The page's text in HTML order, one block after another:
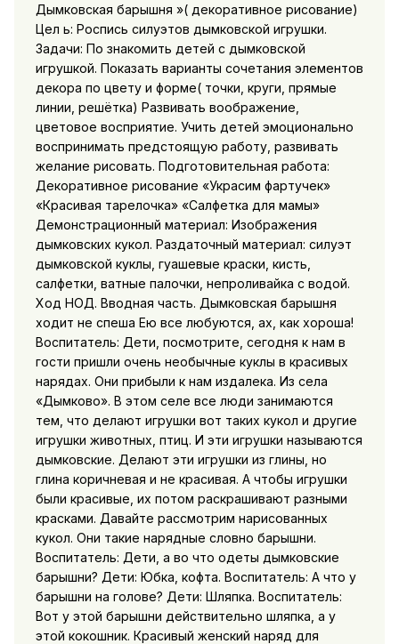
Дымковская барышня »( декоративное рисование)
Цел ь: Роспись силуэтов дымковской игрушки.
Задачи: По знакомить детей с дымковской
игрушкой. Показать варианты сочетания элементов
декора по цвету и форме( точки, круги, прямые
линии, решётка) Развивать воображение,
цветовое восприятие. Учить детей эмоционально
воспринимать предстоящую работу, развивать
желание рисовать. Подготовительная работа:
Декоративное рисование «Украсим фартучек»
«Красивая тарелочка» «Салфетка для мамы»
Демонстрационный материал: Изображения
дымковских кукол. Раздаточный материал: силуэт
дымковской куклы, гуашевые краски, кисть,
салфетки, ватные палочки, непроливайка с водой.
Ход НОД. Вводная часть. Дымковская барышня
ходит не спеша Ею все любуются, ах, как хороша!
Воспитатель: Дети, посмотрите, сегодня к нам в
гости пришли очень необычные куклы в красивых
нарядах. Они прибыли к нам издалека. Из села
«Дымково». В этом селе все люди занимаются
тем, что делают игрушки вот таких кукол и другие
игрушки животных, птиц. И эти игрушки называются
дымковские. Делают эти игрушки из глины, но
глина коричневая и не красивая. А чтобы игрушки
были красивые, их потом раскрашивают разными
красками. Давайте рассмотрим нарисованных
кукол. Они такие нарядные словно барышни.
Воспитатель: Дети, а во что одеты дымковские
барышни? Дети: Юбка, кофта. Воспитатель: А что у
барышни на голове? Дети: Шляпка. Воспитатель:
Вот у этой барышни действительно шляпка, а у
этой кокошник. Красивый женский наряд для